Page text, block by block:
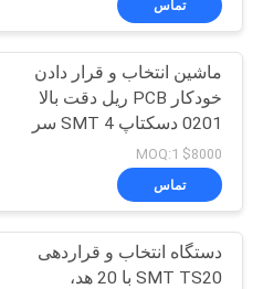
کنترل
کیفیت
تماس
بگیرید
تماس
ماشین انتخاب و قرار دادن
خودکار PCB ریل دقت بالا
0201 دسکتاپ SMT 4 سر
CHM-650
$8000 MOQ:1
تماس
دستگاه انتخاب و قراردهی
SMT TS20 با 20 هد،